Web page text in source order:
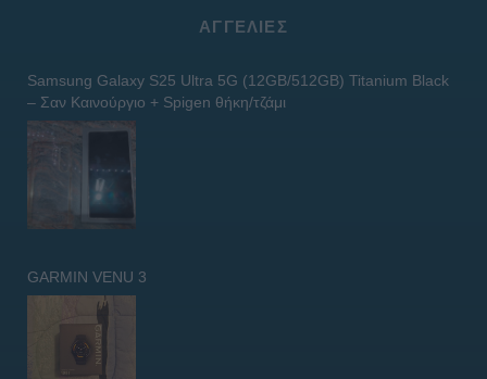
ΑΓΓΕΛΊΕΣ
Samsung Galaxy S25 Ultra 5G (12GB/512GB) Titanium Black
– Σαν Καινούργιο + Spigen θήκη/τζάμι
GARMIN VENU 3